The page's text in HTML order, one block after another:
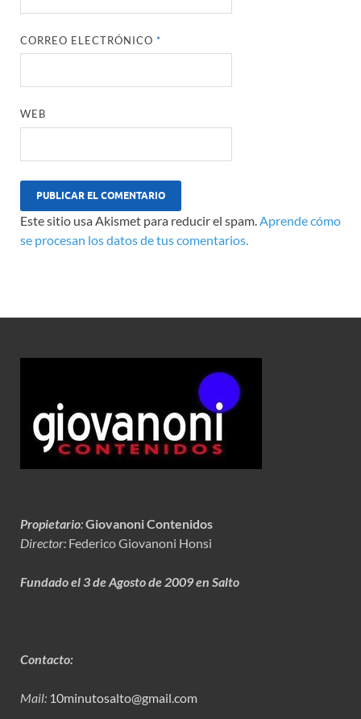
CORREO ELECTRÓNICO*
WEB
Este sitio usa Akismet para reducir el spam. Aprende cómo
se procesan los datos de tus comentarios.
Propietario:Giovanoni Contenidos
Director: Federico Giovanoni Honsi
Fundado el 3 de Agosto de 2009 en Salto
Contacto:
Mail: 10minutosalto@gmail.com